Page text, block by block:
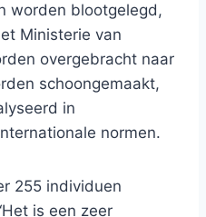
worden blootgelegd,
Ministerie van
overgebracht naar
schoongemaakt,
in
normen.
255 individuen
is een zeer